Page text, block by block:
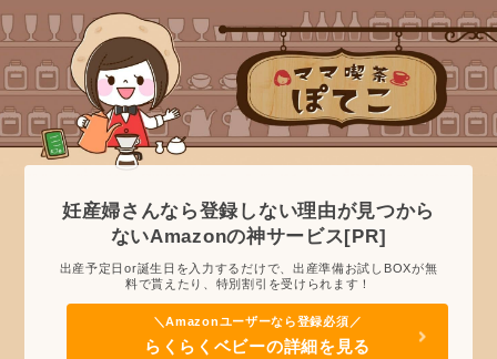
妊産婦さんなら登録しない理由が見つから
ないAmazonの神サービス[PR]
出産予定日or誕生日を入力するだけで、出産準備お試しBOXが無
料で貰えたり、特別割引を受けられます！
らくらくベビーの詳細を見る